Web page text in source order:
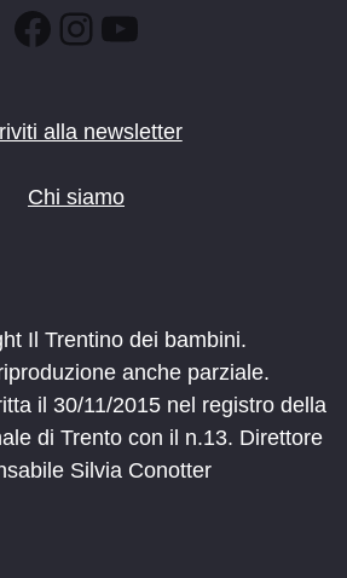
Facebook
Instagram
YouTube
alla newsletter
Chi siamo
Il Trentino dei bambini.
anche parziale.
il 30/11/2015 nel registro della
di Trento con il n.13. Direttore
Silvia Conotter